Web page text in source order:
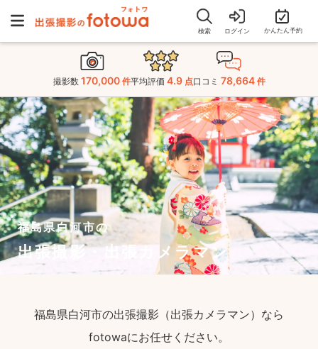
検索 ログイン かんたん予約
撮影数 170,000 件平均評価 4.9 点口コミ 78,664 件
福島県白河市の
出張撮影・出張カメラマン
福島県白河市の出張撮影（出張カメラマン）なら
fotowaにお任せください。